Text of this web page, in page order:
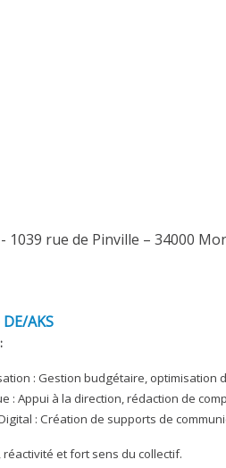
- 1039 rue de Pinville – 34000
AKS
: Gestion budgétaire, optimisation
: Appui à la direction, rédaction de
: Création de supports de
réactivité et fort sens du collectif.